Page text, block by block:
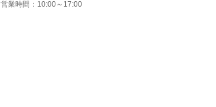
営業時間：10:00～17:00